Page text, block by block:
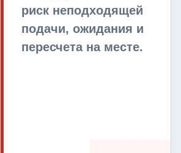
риск неподходящей
подачи, ожидания и
пересчета на месте.